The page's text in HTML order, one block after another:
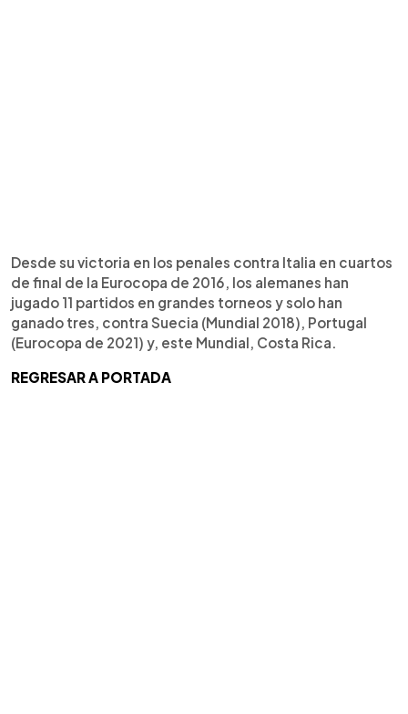
Desde su victoria en los penales contra Italia en cuartos
de final de la Eurocopa de 2016, los alemanes han
jugado 11 partidos en grandes torneos y solo han
ganado tres, contra Suecia (Mundial 2018), Portugal
(Eurocopa de 2021) y, este Mundial, Costa Rica.
REGRESAR A PORTADA